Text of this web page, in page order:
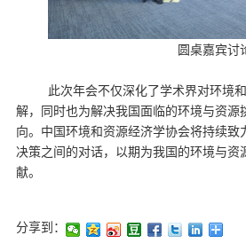
圆桌嘉宾讨
此次年会不仅深化了学术界对环境
解，同时也为解决我国面临的环境与资源
向。中国环境和资源经济学协会将持续致
决策之间的对话，以期为我国的环境与资
献。
分享到：